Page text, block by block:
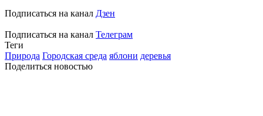
Подписаться на канал Дзен
Подписаться на канал Телеграм
Теги
Природа Городская среда яблони деревья
Поделиться новостью